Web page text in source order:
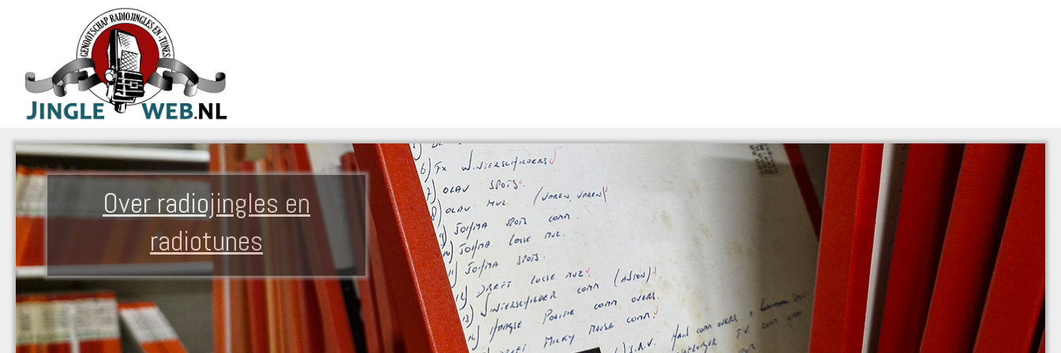
Over radiojingles en
radiotunes